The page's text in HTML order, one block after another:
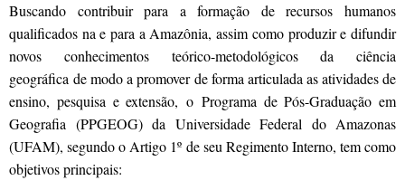
Buscando contribuir para a formação de recursos humanos
qualificados na e para a Amazônia, assim como produzir e difundir
novos conhecimentos teórico-metodológicos da ciência
geográfica de modo a promover de forma articulada as atividades de
ensino, pesquisa e extensão, o Programa de Pós-Graduação em
Geografia (PPGEOG) da Universidade Federal do Amazonas
(UFAM), segundo o Artigo 1º de seu Regimento Interno, tem como
objetivos principais: